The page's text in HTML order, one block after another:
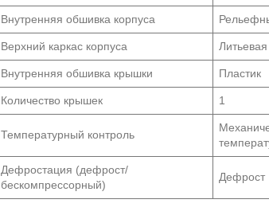
Внутренняя обшивка корпуса
Верхний каркас корпуса
Внутренняя обшивка крышки Пластик
Количество крышек 1
Температурный контроль
Дефростация (дефрост/
бескомпрессорный)
Дефрост